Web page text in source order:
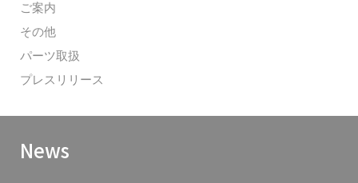
ご案内
その他
パーツ取扱
プレスリリース
News